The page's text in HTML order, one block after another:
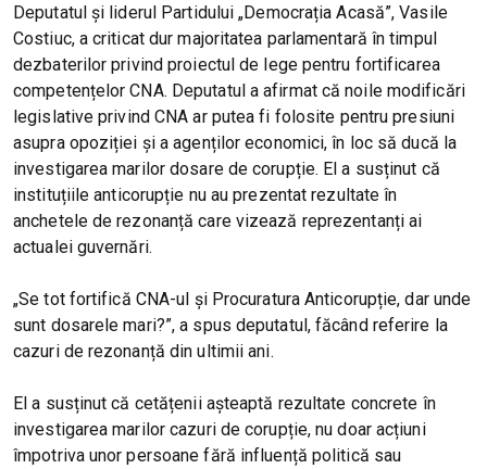
Deputatul și liderul Partidului „Democrația Acasă”, Vasile
Costiuc, a criticat dur majoritatea parlamentară în timpul
dezbaterilor privind proiectul de lege pentru fortificarea
competențelor CNA. Deputatul a afirmat că noile modificări
legislative privind CNA ar putea fi folosite pentru presiuni
asupra opoziției și a agenților economici, în loc să ducă la
investigarea marilor dosare de corupție. El a susținut că
instituțiile anticorupție nu au prezentat rezultate în
anchetele de rezonanță care vizează reprezentanți ai
actualei guvernări.
„Se tot fortifică CNA-ul și Procuratura Anticorupție, dar unde
sunt dosarele mari?”, a spus deputatul, făcând referire la
cazuri de rezonanță din ultimii ani.
El a susținut că cetățenii așteaptă rezultate concrete în
investigarea marilor cazuri de corupție, nu doar acțiuni
împotriva unor persoane fără influență politică sau